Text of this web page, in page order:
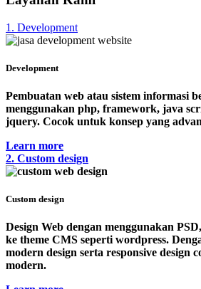
1. Development
Development
Pembuatan web atau sistem informasi
menggunakan php, framework, java
jquery. Cocok untuk konsep yang
Learn more
2. Custom design
Custom design
Design Web dengan menggunakan
ke theme CMS seperti wordpress.
modern design serta responsive design
modern.